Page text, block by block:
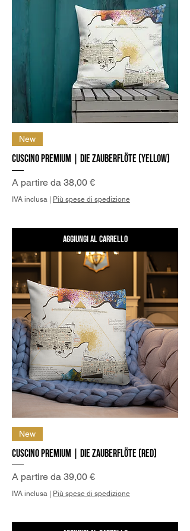
New
Cuscino Premium | Die Zauberflöte (Yellow)
A partire da 38,00 €
Prezzo scontato
IVA inclusa | Più spese di spedizione
Aggiungi al carrello
New
Cuscino Premium | Die Zauberflöte (Red)
A partire da 39,00 €
Prezzo scontato
IVA inclusa Più spese di spedizione